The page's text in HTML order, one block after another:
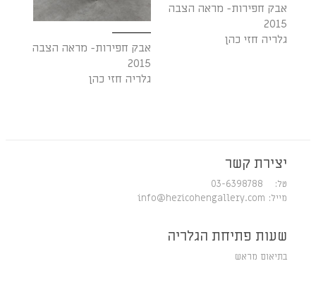
אבק חפירות- מראה הצבה
2015
גלריה חזי כהן
אבק חפירות- מראה הצבה
2015
גלריה חזי כהן
יצירת קשר
טל: 03-6398788
מייל: info@hezicohengallery.com
שעות פתיחת הגלריה
בתיאום מראש